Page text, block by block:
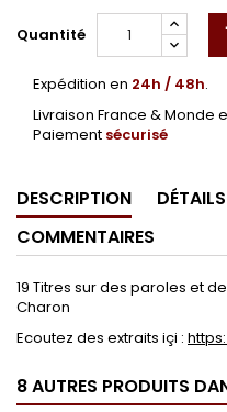
Quantité
Expédition en 24h / 48h.
Livraison France & Monde
Paiement sécurisé
DESCRIPTION
COMMENTAIRES
19 Titres sur des paroles et
Charon
Ecoutez des extraits içi :
8 AUTRES PRODUITS